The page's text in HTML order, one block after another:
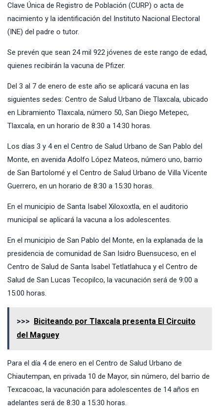
Clave Única de Registro de Población (CURP) o acta de
nacimiento y la identificación del Instituto Nacional Electoral
(INE) del padre o tutor.
Se prevén que sean 24 mil 922 jóvenes de este rango de edad,
quienes recibirán la vacuna de Pfizer.
Del 3 al 7 de enero de este año se aplicará vacuna en las
siguientes sedes: Centro de Salud Urbano de Tlaxcala, ubicado
en Libramiento Tlaxcala, número 50, San Diego Metepec,
Tlaxcala, en un horario de 8:30 a 14:30 horas.
Los días 3 y 4 en el Centro de Salud Urbano de San Pablo del
Monte, en avenida Adolfo López Mateos, número uno, barrio
de San Bartolomé y el Centro de Salud Urbano de Villa Vicente
Guerrero, en un horario de 8:30 a 15:30 horas.
En el municipio de Santa Isabel Xiloxoxtla, en el auditorio
municipal se aplicará la vacuna a los adolescentes.
En el municipio de San Pablo del Monte, en la explanada de la
presidencia de comunidad de San Isidro Buensuceso, en el
Centro de Salud de Santa Isabel Tetlatlahuca y el Centro de
Salud de San Lucas Tecopilco, la vacunación será de 9:00 a
15:00 horas.
>>> Biciteando por Tlaxcala presenta El Circuito
del Maguey
Para el día 4 de enero en el Centro de Salud Urbano de
Chiautempan, en privada 10 de Mayor, sin número, del barrio de
Texcacoac, la vacunación para adolescentes de 14 años en
adelantes será de 8:30 a 15:30 horas.